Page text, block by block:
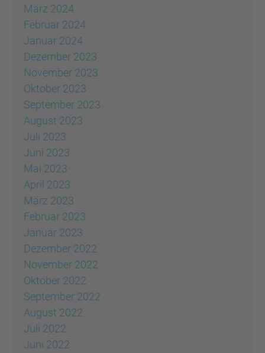
März 2024
Februar 2024
Januar 2024
Dezember 2023
November 2023
Oktober 2023
September 2023
August 2023
Juli 2023
Juni 2023
Mai 2023
April 2023
März 2023
Februar 2023
Januar 2023
Dezember 2022
November 2022
Oktober 2022
September 2022
August 2022
Juli 2022
Juni 2022